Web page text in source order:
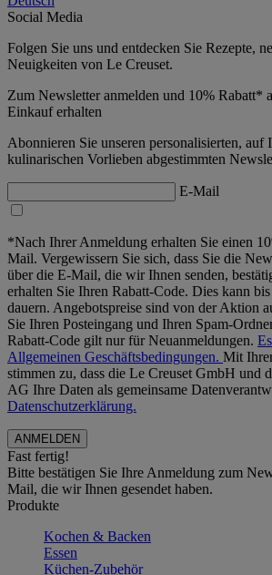
Social Media
Folgen Sie uns und entdecken Sie Rezepte,
Neuigkeiten von Le Creuset.
Zum Newsletter anmelden und 10% Rabatt*
Einkauf erhalten
Abonnieren Sie unseren personalisierten, auf
kulinarischen Vorlieben abgestimmten
E-Mail
*Nach Ihrer Anmeldung erhalten Sie einen
Mail. Vergewissern Sie sich, dass Sie die
über die E-Mail, die wir Ihnen senden,
erhalten Sie Ihren Rabatt-Code. Dies kann
dauern. Angebotspreise sind von der Aktion
Sie Ihren Posteingang und Ihren Spam-
Rabatt-Code gilt nur für Neuanmeldungen.
Allgemeinen Geschäftsbedingungen. Mit
stimmen zu, dass die Le Creuset GmbH und
AG Ihre Daten als gemeinsame
Datenschutzerklärung.
Fast fertig!
Bitte bestätigen Sie Ihre Anmeldung zum
Mail, die wir Ihnen gesendet haben.
Produkte
Kochen & Backen
Essen
Küchen-Zubehör